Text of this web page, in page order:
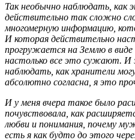
Так необычно наблюдать, как
действительно так сложно
многомерную информацию,
И которая действительно
прогружается на Землю в
настолько все это сужают. И
наблюдать, как хранители
абсолютно согласна, я это
И у меня вчера такое было
почувствовала, как
любви и понимания, почему
есть я как будто до этого